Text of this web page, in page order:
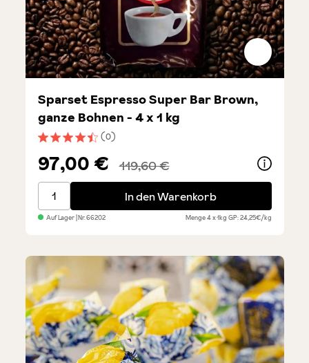
Durchschnittliche Bewertung von 4.5 von 5 Sternen
(0)
Sparset Espresso Super Bar Brown,
ganze Bohnen - 4 x 1 kg
97,00 € 119,60 €
Sparset Espresso Super Bar Brown, ganze Bohnen -
In den Warenkorb
Auf Lager| Nr.66202 Menge4 x 1kgGP: 24,25€/kg